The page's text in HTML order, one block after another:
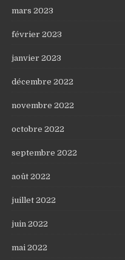
mars 2023
février 2023
janvier 2023
décembre 2022
novembre 2022
octobre 2022
septembre 2022
août 2022
juillet 2022
juin 2022
mai 2022